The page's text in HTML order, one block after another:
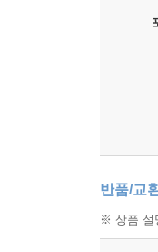
반품/교
※ 상품 설